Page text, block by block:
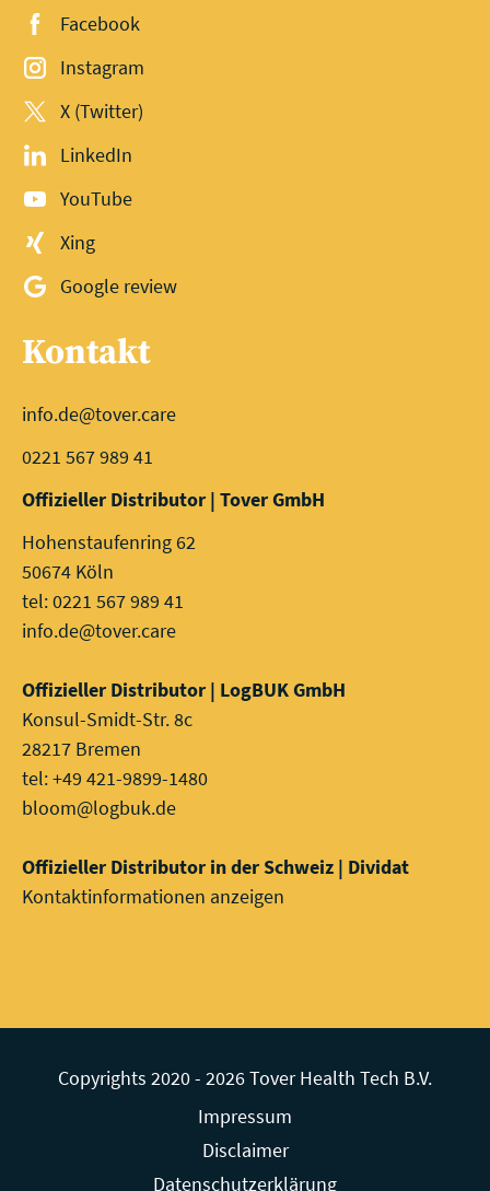
Facebook
Instagram
X (Twitter)
LinkedIn
YouTube
Xing
Google review
Kontakt
info.de@tover.care
0221 567 989 41
Offizieller Distributor | Tover GmbH
Hohenstaufenring 62
50674 Köln
tel: 0221 567 989 41
info.de@tover.care
Offizieller Distributor | LogBUK GmbH
Konsul-Smidt-Str. 8c
28217 Bremen
tel: +49 421-9899-1480
bloom@logbuk.de
Offizieller Distributor in der Schweiz | Dividat
Kontaktinformationen anzeigen
Copyrights 2020 - 2026 Tover Health Tech B.V.
Impressum
Disclaimer
Datenschutzerklärung